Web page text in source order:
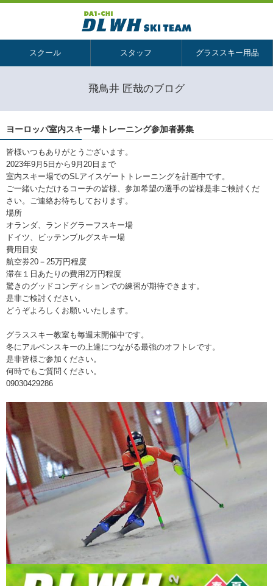
スクール スタッフ グラススキー用品
飛鳥井 匠哉のブログ
ヨーロッパ室内スキー場トレーニング参加者募集
皆様いつもありがとうございます。
2023年9月5日から9月20日まで
室内スキー場でのSLアイスゲートトレーニングを計画中です。
ご一緒いただけるコーチの皆様、参加希望の選手の皆様是非ご検討くだ
さい。ご連絡お待ちしております。
場所
オランダ、ランドグラーフスキー場
ドイツ、ビッテンブルグスキー場
費用目安
航空券20－25万円程度
滞在１日あたりの費用2万円程度
驚きのグッドコンディションでの練習が期待できます。
是非ご検討ください。
どうぞよろしくお願いいたします。
グラススキー教室も毎週末開催中です。
冬にアルペンスキーの上達につながる最強のオフトレです。
是非皆様ご参加ください。
何時でもご質問ください。
09030429286